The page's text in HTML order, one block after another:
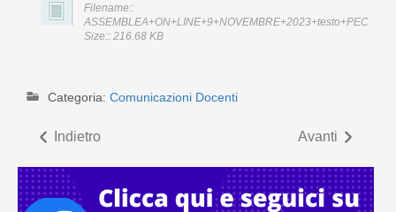
Filename::
ASSEMBLEA+ON+LINE+9+NOVEMBRE+2023+testo+PEC.pdf
Size:: 216.68 KB
Categoria: Comunicazioni Docenti
Indietro Avanti